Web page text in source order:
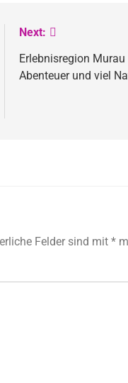
Next:
Erlebnisregion
Abenteuer und viel
Felder sind mit *